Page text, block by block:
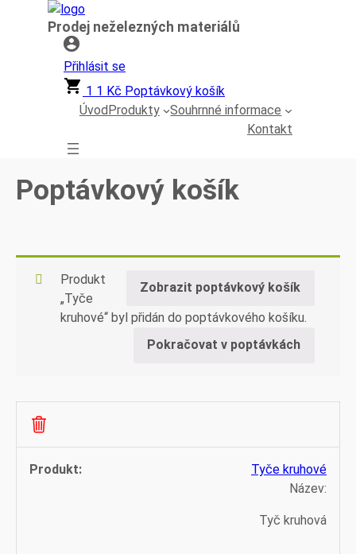
Přeskočit
Prodej neželezných materiálů
Přihlásit se
1 1 Kč Poptávkový košík
ÚvodProdukty
Souhrnné informace
Kontakt
Poptávkový košík
Zobrazit poptávkový košík
Produkt
„Tyče
kruhové“ byl přidán do poptávkového košíku.
Pokračovat v poptávkách
Tyče kruhové
Název:
Tyč kruhová